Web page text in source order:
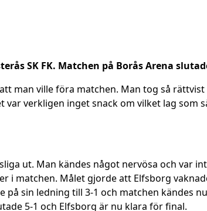
SK FK. Matchen på Borås Arena
man ville föra matchen. Man tog så
verkligen inget snack om vilket lag som
ut. Man kändes något nervösa och var
i matchen. Målet gjorde att Elfsborg
sin ledning till 3-1 och matchen kändes
5-1 och Elfsborg är nu klara för final.